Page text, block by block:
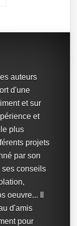
auteurs
d'une
et sur
et
plus
projets
par son
ses conseils
oeuvre... Il
d'amis
pour